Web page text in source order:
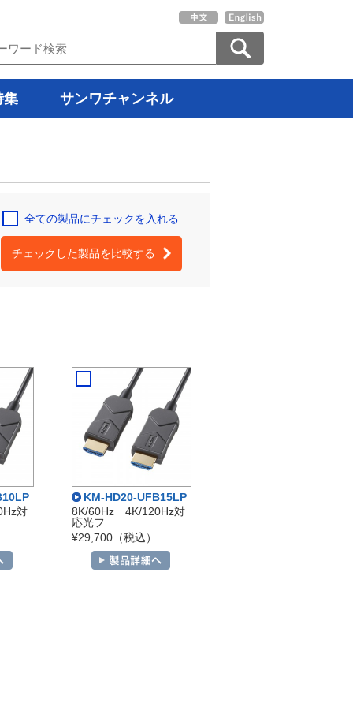
集 サンワチャンネル
全ての製品にチェックを入れる
チェックした製品を比較する
対
KM-HD20-UFB15LP
8K/60Hz 4K/120Hz対
応光フ...
¥29,700（税込）